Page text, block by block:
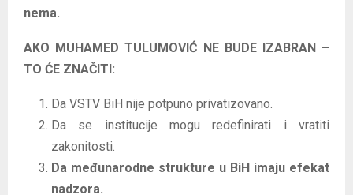
nema.
AKO MUHAMED TULUMOVIĆ NE BUDE IZABRAN –
TO ĆE ZNAČITI:
Da VSTV BiH nije potpuno privatizovano.
Da se institucije mogu redefinirati i vratiti
zakonitosti.
Da međunarodne strukture u BiH imaju efekat
nadzora.